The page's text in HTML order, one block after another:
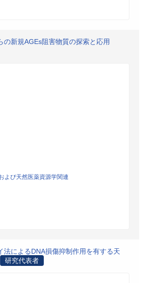
の新規AGEs阻害物質の探索と応用
よび天然医薬資源学関連
法によるDNA損傷抑制作用を有する天
研究代表者